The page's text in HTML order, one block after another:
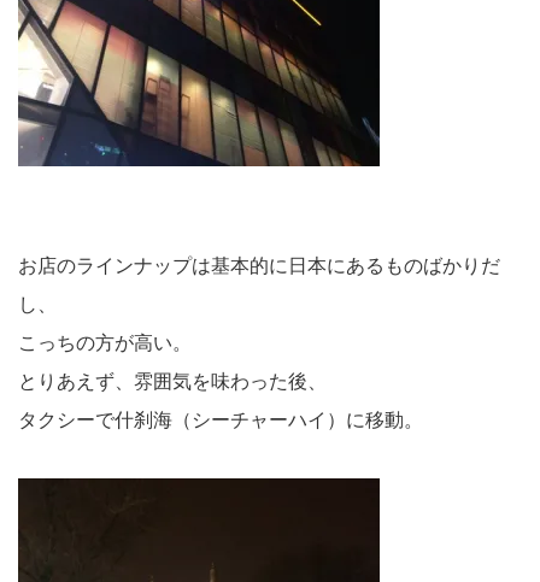
お店のラインナップは基本的に日本にあるものばかりだ
し、
こっちの方が高い。
とりあえず、雰囲気を味わった後、
タクシーで什刹海（シーチャーハイ）に移動。